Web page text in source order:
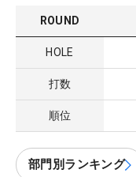
ROUND
HOLE
打数
順位
部門別ランキング